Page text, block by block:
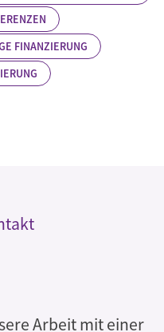
FINANZIERUNG
Arbeit mit einer